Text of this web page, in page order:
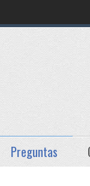
Preguntas